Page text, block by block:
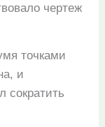
чертеж
точками
и
сократить